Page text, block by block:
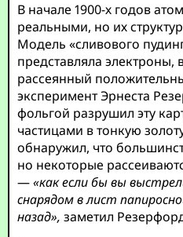
В начале 1900-х годов
реальными, но их
Модель «сливового
представляла электроны,
рассеянный
эксперимент Эрнеста
фольгой разрушил эту
частицами в тонкую
обнаружил, что
но некоторые
—«как если бы вы
снарядом в лист
назад», заметил